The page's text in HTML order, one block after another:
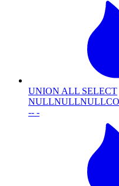
UNION ALL SELECT
-- -